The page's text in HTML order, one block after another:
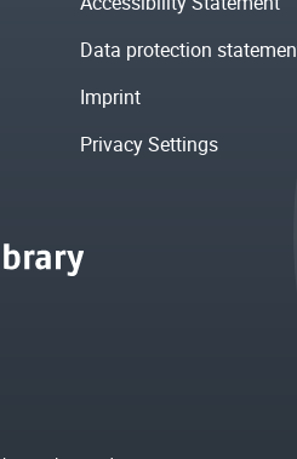
Data protection
Imprint
Privacy Settings